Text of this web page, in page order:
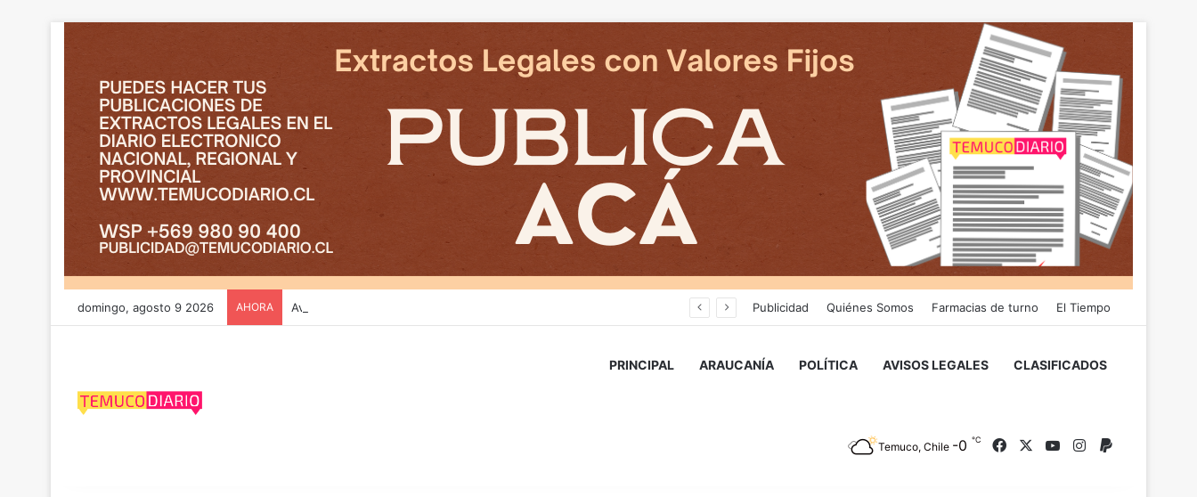
domingo, agosto 9 2026 AHORA Publicidad Quiénes Somos Farmacias de turno El Tiempo
PRINCIPAL ARAUCANÍA POLÍTICA AVISOS LEGALES CLASIFICADOS
Temuco, Chile -0 ℃ Facebook YouTubeInstagram